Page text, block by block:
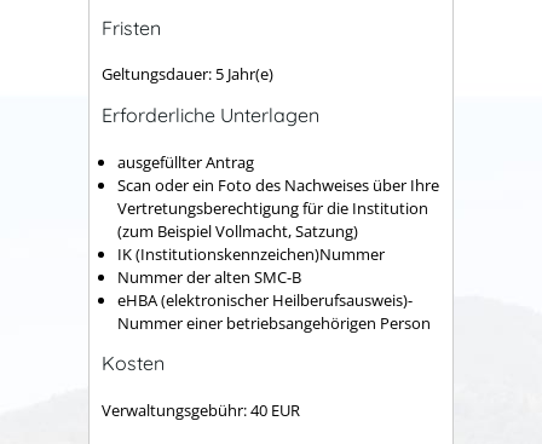
Fristen
Geltungsdauer: 5 Jahr(e)
Erforderliche Unterlagen
ausgefüllter Antrag
Scan oder ein Foto des Nachweises über Ihre
Vertretungsberechtigung für die Institution
(zum Beispiel Vollmacht, Satzung)
IK (Institutionskennzeichen)Nummer
Nummer der alten SMC-B
eHBA (elektronischer Heilberufsausweis)-
Nummer einer betriebsangehörigen Person
Kosten
Verwaltungsgebühr: 40 EUR